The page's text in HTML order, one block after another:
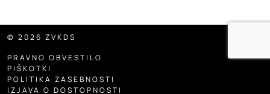
© 2026 ZVKDS
PRAVNO OBVESTILO
PIŠKOTKI
POLITIKA ZASEBNOSTI
IZJAVA O DOSTOPNOSTI